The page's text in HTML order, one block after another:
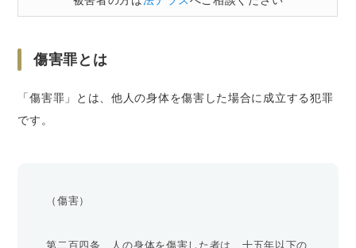
傷害罪とは
「傷害罪」とは、他人の身体を傷害した場合に成立する犯罪
です。
（傷害）
第二百四条 人の身体を傷害した者は、十五年以下の